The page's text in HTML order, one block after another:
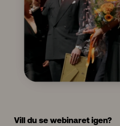
Vill du se webinaret igen?